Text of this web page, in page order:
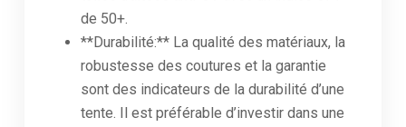
de 50+.
**Durabilité:** La qualité des matériaux, la
robustesse des coutures et la garantie
sont des indicateurs de la durabilité d’une
tente. Il est préférable d’investir dans une